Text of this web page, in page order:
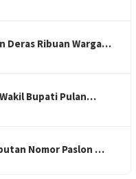
Deras Ribuan Warga…
Bupati Pulan…
Nomor Paslon …